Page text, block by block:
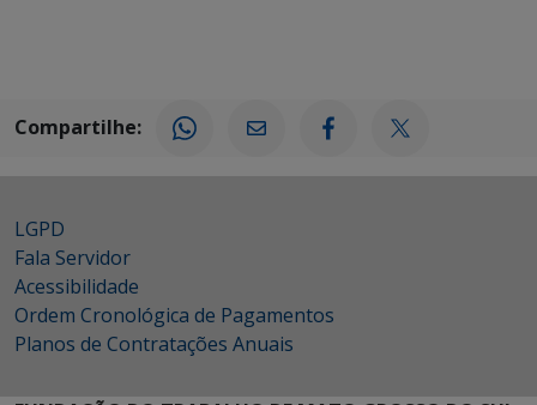
Compartilhe:
LGPD
Fala Servidor
Acessibilidade
Ordem Cronológica de Pagamentos
Planos de Contratações Anuais